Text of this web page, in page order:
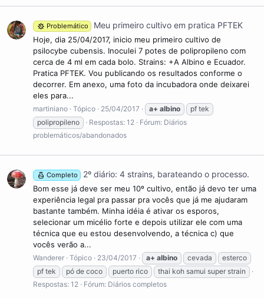
Problemático Meu primeiro cultivo em pratica PFTEK
Hoje, dia 25/04/2017, inicio meu primeiro cultivo de
psilocybe cubensis. Inoculei 7 potes de polipropileno com
cerca de 4 ml em cada bolo. Strains: +A Albino e Ecuador.
Pratica PFTEK. Vou publicando os resultados conforme o
decorrer. Em anexo, uma foto da incubadora onde deixarei
eles para...
martiniano Tópico 25/04/2017 a+ albino
pf tek
polipropileno
Respostas: 12 Fórum: Diários
problemáticos/abandonados
Completo 2º diário: 4 strains, barateando o processo.
Bom esse já deve ser meu 10º cultivo, então já devo ter uma
experiência legal pra passar pra vocês que já me ajudaram
bastante também. Minha idéia é ativar os esporos,
selecionar um micélio forte e depois utilizar ele com uma
técnica que eu estou desenvolvendo, a técnica c) que
vocês verão a...
Wanderer Tópico 23/04/2017 a+ albino cevada
esterco
pf tek
pó de coco puerto rico
thai koh samui super strain
Respostas: 12
Fórum: Diários completos